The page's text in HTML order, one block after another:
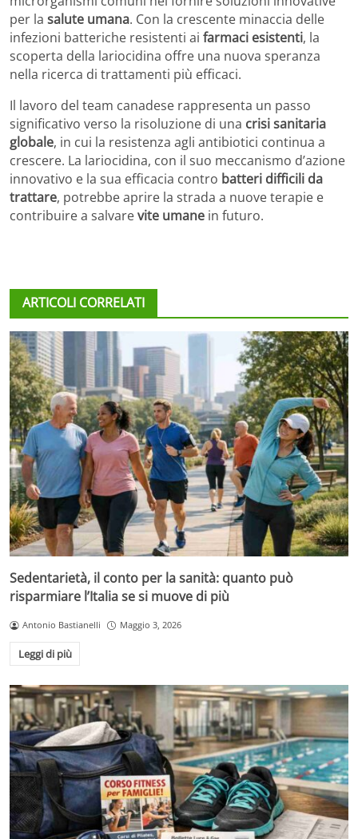
per la salute umana. Con la crescente minaccia delle
infezioni batteriche resistenti ai farmaci esistenti, la
scoperta della lariocidina offre una nuova speranza
nella ricerca di trattamenti più efficaci.
Il lavoro del team canadese rappresenta un passo
significativo verso la risoluzione di una crisi sanitaria
globale, in cui la resistenza agli antibiotici continua a
crescere. La lariocidina, con il suo meccanismo d’azione
innovativo e la sua efficacia contro batteri difficili da
trattare, potrebbe aprire la strada a nuove terapie e
contribuire a salvarevite umane in futuro.
ARTICOLI CORRELATI
Sedentarietà, il conto per la sanità: quanto può
risparmiare l’Italia se si muove di più
Antonio Bastianelli Maggio 3, 2026
Leggi di più